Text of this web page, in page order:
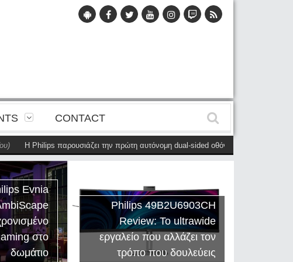
CONTACT
Η Philips παρουσιάζει την πρώτη αυτόνομη dual-sided οθόνη (28 Μαΐου)
Evnia
στο
δωμάτιο
Philips 49B2U6903CH
Review: Το ultrawide
εργαλείο που αλλάζει τον
τρόπο που δουλεύεις